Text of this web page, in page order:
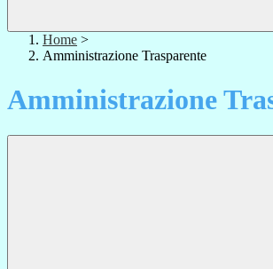
Home >
Amministrazione Trasparente
Amministrazione